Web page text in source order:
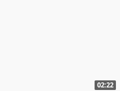
02:22